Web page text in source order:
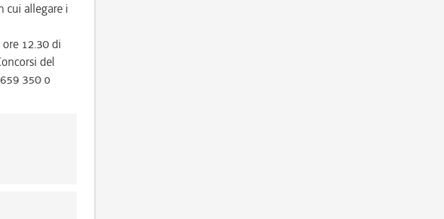
cui allegare i
12.30 di
del
350 o